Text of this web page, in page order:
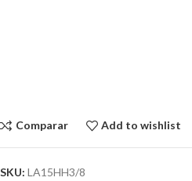
Comparar Add to wishlist
SKU: LA15HH3/8